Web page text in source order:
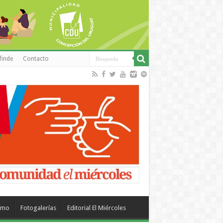
Contacto
Fotogalerías Editorial El Miércoles